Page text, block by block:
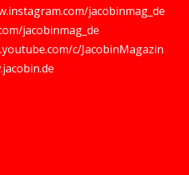
jacobinmag_de
jacobinmag_de
c/JacobinMagazin